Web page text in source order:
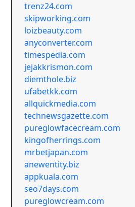
trenz24.com
skipworking.com
loizbeauty.com
anyconverter.com
timespedia.com
jejakkrismon.com
diemthole.biz
ufabetkk.com
allquickmedia.com
technewsgazette.com
pureglowfacecream.com
kingofherrings.com
mrbetjapan.com
anewentity.biz
appkuala.com
seo7days.com
pureglowcream.com